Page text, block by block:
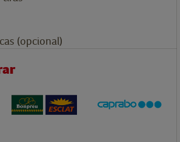
(opcional)